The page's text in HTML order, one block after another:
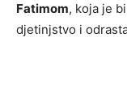
Fatimom, koja je
djetinjstvo i